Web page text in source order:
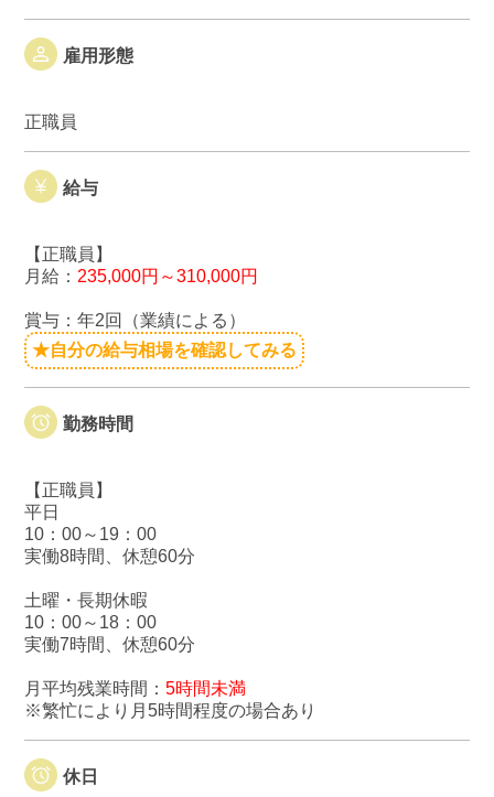
雇用形態
正職員
給与
【正職員】
月給： 235,000円～310,000円
賞与：年2回（業績による）
★自分の給与相場を確認してみる
勤務時間
【正職員】
平日
10：00～19：00
実働8時間、休憩60分
土曜・長期休暇
10：00～18：00
実働7時間、休憩60分
月平均残業時間： 5時間未満
※繁忙により月5時間程度の場合あり
休日